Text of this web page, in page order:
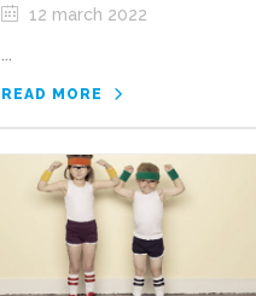
12 march 2022
READ MORE